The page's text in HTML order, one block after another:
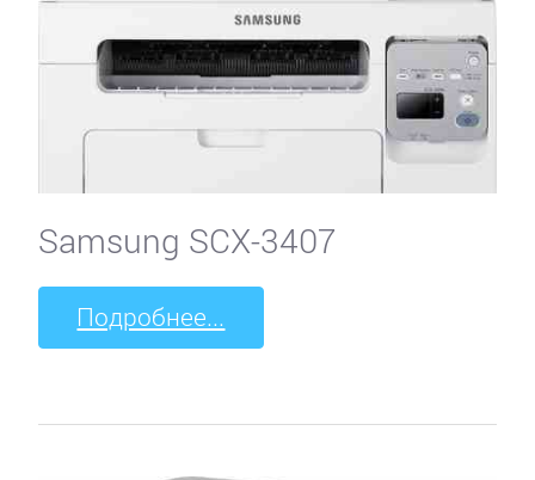
Samsung SCX-3407
Подробнее...